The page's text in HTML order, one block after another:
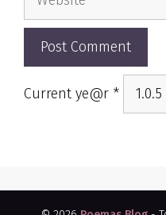
Current ye@r *